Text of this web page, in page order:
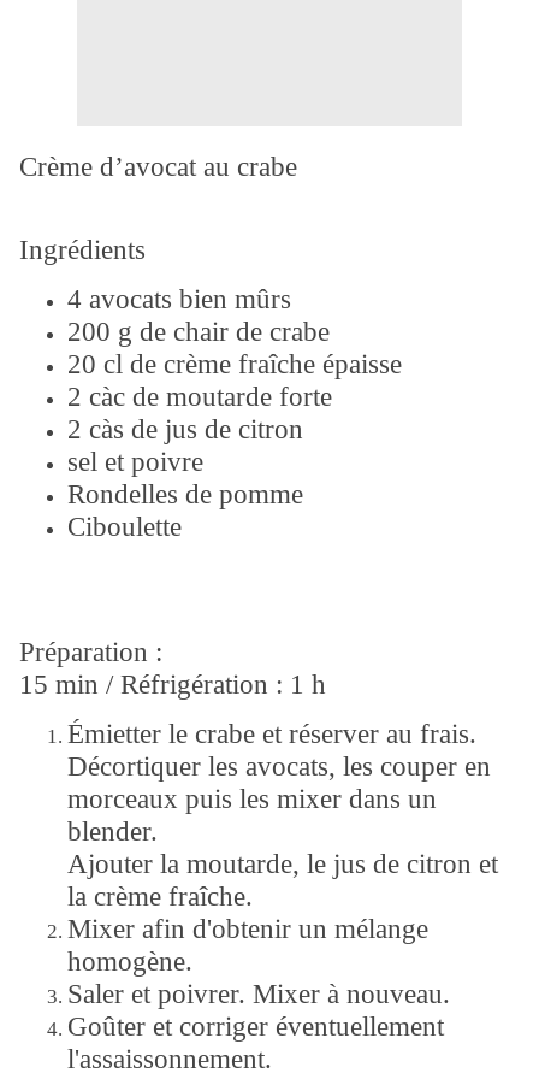
Crème d’avocat au crabe
Ingrédients
4 avocats bien mûrs
200 g de chair de crabe
20 cl de crème fraîche épaisse
2 càc de moutarde forte
2 càs de jus de citron
sel et poivre
Rondelles de pomme
Ciboulette
Préparation :
15 min / Réfrigération : 1 h
Émietter le crabe et réserver au frais.
Décortiquer les avocats, les couper en
morceaux puis les mixer dans un
blender.
Ajouter la moutarde, le jus de citron et
la crème fraîche.
Mixer afin d'obtenir un mélange
homogène.
Saler et poivrer. Mixer à nouveau.
Goûter et corriger éventuellement
l'assaissonnement.